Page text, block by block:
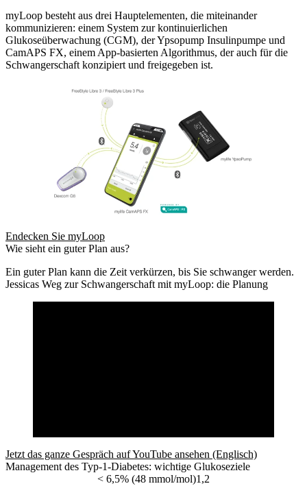
myLoop besteht aus drei Hauptelementen, die miteinander
kommunizieren: einem System zur kontinuierlichen
Glukoseüberwachung (CGM), der Ypsopump Insulinpumpe und
CamAPS FX, einem App-basierten Algorithmus, der auch für die
Schwangerschaft konzipiert und freigegeben ist.
Endecken Sie myLoop
Wie sieht ein guter Plan aus?
Ein guter Plan kann die Zeit verkürzen, bis Sie schwanger werden.
Jessicas Weg zur Schwangerschaft mit myLoop: die Planung
Jetzt das ganze Gespräch auf YouTube ansehen (Englisch)
Management des Typ-1-Diabetes: wichtige Glukoseziele
< 6,5% (48 mmol/mol)1,2